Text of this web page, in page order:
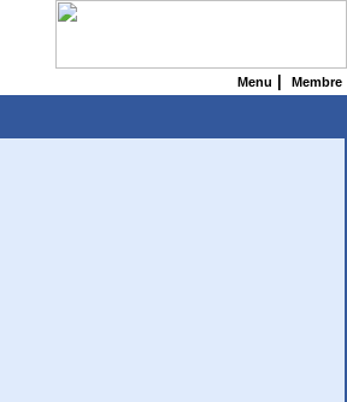
Menu Membre